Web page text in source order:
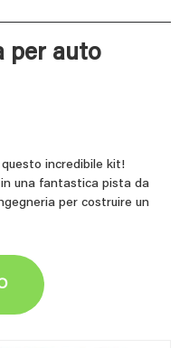
per auto
incredibile kit!
una fantastica pista da
per costruire un